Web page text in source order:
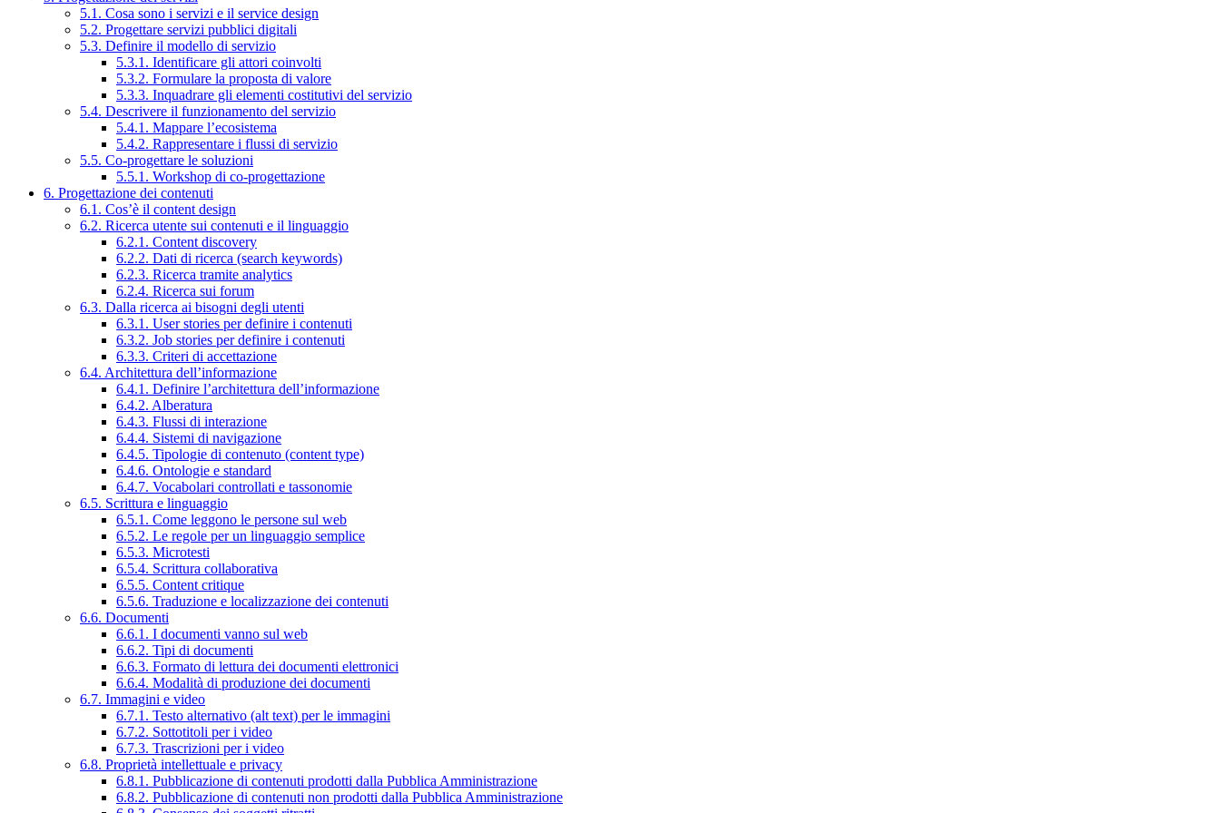
5.1. Cosa sono i servizi e il service design
5.2. Progettare servizi pubblici digitali
5.3. Definire il modello di servizio
5.3.1. Identificare gli attori coinvolti
5.3.2. Formulare la proposta di valore
5.3.3. Inquadrare gli elementi costitutivi del servizio
5.4. Descrivere il funzionamento del servizio
5.4.1. Mappare l’ecosistema
5.4.2. Rappresentare i flussi di servizio
5.5. Co-progettare le soluzioni
5.5.1. Workshop di co-progettazione
6. Progettazione dei contenuti
6.1. Cos’è il content design
6.2. Ricerca utente sui contenuti e il linguaggio
6.2.1. Content discovery
6.2.2. Dati di ricerca (search keywords)
6.2.3. Ricerca tramite analytics
6.2.4. Ricerca sui forum
6.3. Dalla ricerca ai bisogni degli utenti
6.3.1. User stories per definire i contenuti
6.3.2. Job stories per definire i contenuti
6.3.3. Criteri di accettazione
6.4. Architettura dell’informazione
6.4.1. Definire l’architettura dell’informazione
6.4.2. Alberatura
6.4.3. Flussi di interazione
6.4.4. Sistemi di navigazione
6.4.5. Tipologie di contenuto (content type)
6.4.6. Ontologie e standard
6.4.7. Vocabolari controllati e tassonomie
6.5. Scrittura e linguaggio
6.5.1. Come leggono le persone sul web
6.5.2. Le regole per un linguaggio semplice
6.5.3. Microtesti
6.5.4. Scrittura collaborativa
6.5.5. Content critique
6.5.6. Traduzione e localizzazione dei contenuti
6.6. Documenti
6.6.1. I documenti vanno sul web
6.6.2. Tipi di documenti
6.6.3. Formato di lettura dei documenti elettronici
6.6.4. Modalità di produzione dei documenti
6.7. Immagini e video
6.7.1. Testo alternativo (alt text) per le immagini
6.7.2. Sottotitoli per i video
6.7.3. Trascrizioni per i video
6.8. Proprietà intellettuale e privacy
6.8.1. Pubblicazione di contenuti prodotti dalla Pubblica Amministrazione
6.8.2. Pubblicazione di contenuti non prodotti dalla Pubblica Amministrazione